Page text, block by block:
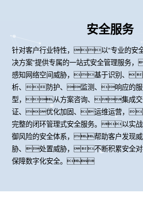
安全服务
针对客户行业特性，以“专业的安
决方案”提供专属的一站式安全管理服务
感知网络空间威胁，基于识别、
析、防护、监测、响应的服
型，从方案咨询、集成交
证、优化加固、运维运营，
完整的闭环管理式安全服务。以实战
御风险的安全体系，帮助客户发现
胁、处置威胁，不断积累安全
保障数字化安全。